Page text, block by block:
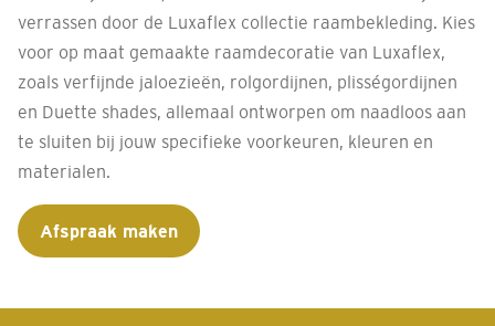
verrassen door de Luxaflex collectie raambekleding. Kies
voor op maat gemaakte raamdecoratie van Luxaflex,
zoals verfijnde jaloezieën, rolgordijnen, plisségordijnen
en Duette shades, allemaal ontworpen om naadloos aan
te sluiten bij jouw specifieke voorkeuren, kleuren en
materialen.
Afspraak maken